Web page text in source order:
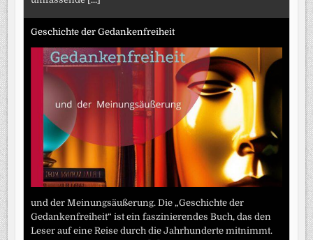
Geschichte der Gedankenfreiheit
und der Meinungsäußerung. Die „Geschichte der
Gedankenfreiheit“ ist ein faszinierendes Buch, das den
Leser auf eine Reise durch die Jahrhunderte mitnimmt.